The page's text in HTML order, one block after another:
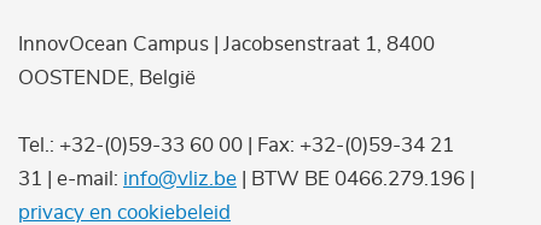
InnovOcean Campus | Jacobsenstraat 1, 8400
OOSTENDE, België
Tel.: +32-(0)59-33 60 00 | Fax: +32-(0)59-34 21
31 | e-mail: info@vliz.be | BTW BE 0466.279.196 |
privacy en cookiebeleid